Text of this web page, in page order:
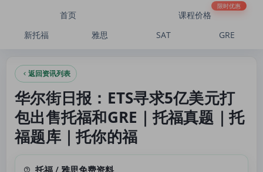
华尔街日报：ETS寻求5亿美元打包出售托福和GRE｜托福真题｜托福题库｜托你的福
首页 课程价格
限时优惠
新托福 雅思 SAT GRE
返回资讯列表
华尔街日报：ETS寻求5亿美元打
包出售托福和GRE｜托福真题｜托
福题库｜托你的福
托福 / 雅思免费资料